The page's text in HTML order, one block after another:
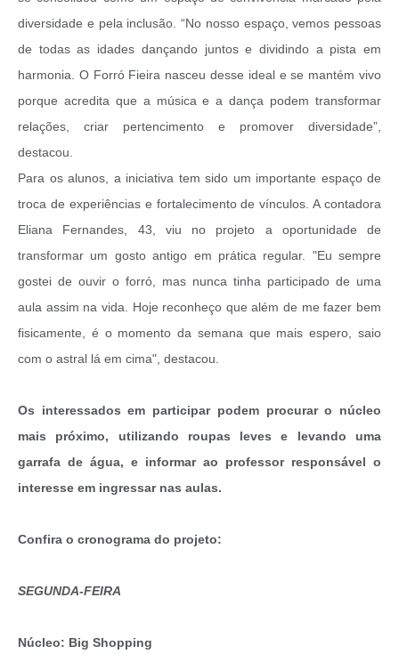
diversidade e pela inclusão. “No nosso espaço, vemos pessoas
de todas as idades dançando juntos e dividindo a pista em
harmonia. O Forró Fieira nasceu desse ideal e se mantém vivo
porque acredita que a música e a dança podem transformar
relações, criar pertencimento e promover diversidade”,
destacou.
Para os alunos, a iniciativa tem sido um importante espaço de
troca de experiências e fortalecimento de vínculos. A contadora
Eliana Fernandes, 43, viu no projeto a oportunidade de
transformar um gosto antigo em prática regular. "Eu sempre
gostei de ouvir o forró, mas nunca tinha participado de uma
aula assim na vida. Hoje reconheço que além de me fazer bem
fisicamente, é o momento da semana que mais espero, saio
com o astral lá em cima", destacou.
Os interessados em participar podem procurar o núcleo
mais próximo, utilizando roupas leves e levando uma
garrafa de água, e informar ao professor responsável o
interesse em ingressar nas aulas.
Confira o cronograma do projeto:
SEGUNDA-FEIRA
Núcleo: Big Shopping